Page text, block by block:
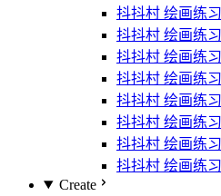
抖抖村 绘画练
抖抖村 绘画练
抖抖村 绘画练
抖抖村 绘画练
抖抖村 绘画练
抖抖村 绘画练习
抖抖村 绘画练
抖抖村 绘画练
Create